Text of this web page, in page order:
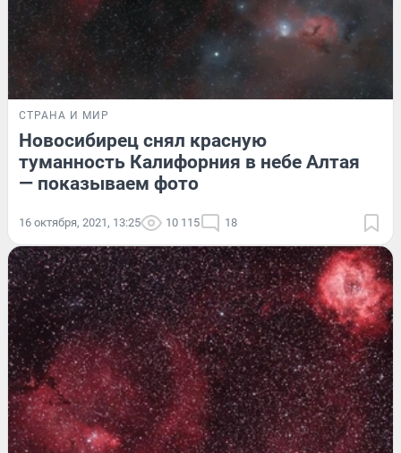
СТРАНА И МИР
Новосибирец снял красную
туманность Калифорния в небе Алтая
— показываем фото
16 октября, 2021, 13:25 10 115 18